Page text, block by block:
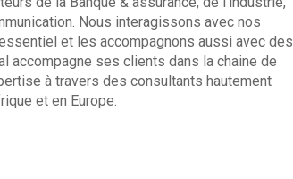
Nous interagissons avec nos
et les accompagnons aussi avec des
accompagne ses clients dans la chaine de
à travers des consultants hautement
et en Europe.